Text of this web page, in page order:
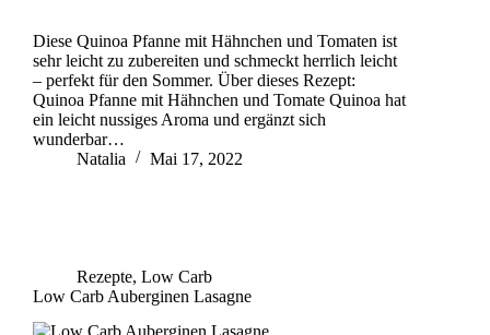
Diese Quinoa Pfanne mit Hähnchen und Tomaten ist
sehr leicht zu zubereiten und schmeckt herrlich leicht
– perfekt für den Sommer. Über dieses Rezept:
Quinoa Pfanne mit Hähnchen und Tomate Quinoa hat
ein leicht nussiges Aroma und ergänzt sich
wunderbar…
Natalia
Mai 17, 2022
Rezepte, Low Carb
Low Carb Auberginen Lasagne